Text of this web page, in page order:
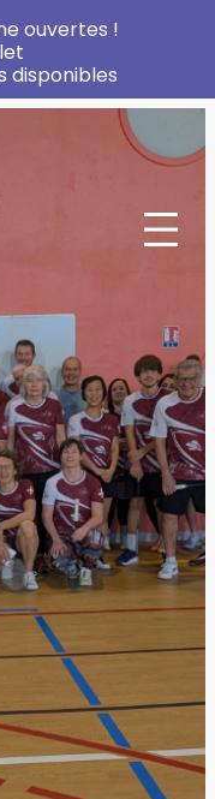
ouvertes !
disponibles